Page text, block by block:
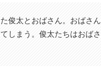
俊太とおばさん。おばさ
しまう。俊太たちはおば